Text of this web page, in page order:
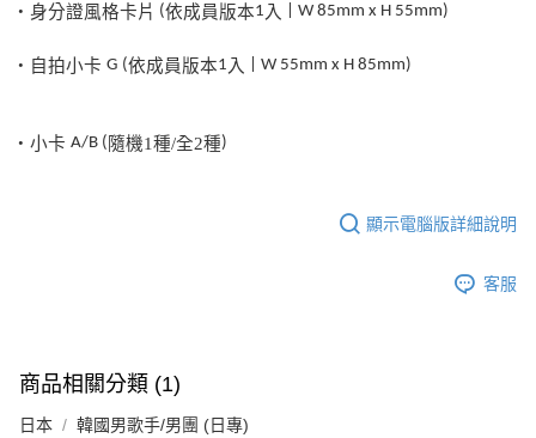
・身分證風格卡片 (依成員版本1 入 | W 85mm x H 55mm)
・自拍小卡 G (依成員版本1 入 | W 55mm x H 85mm)
・小卡 A/B ( 隨機1種/全2種)
顯示電腦版詳細說明
客服
商品相關分類 (1)
日本 韓國男歌手/男團 (日專)